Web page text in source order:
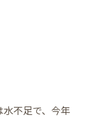
不足で、今年